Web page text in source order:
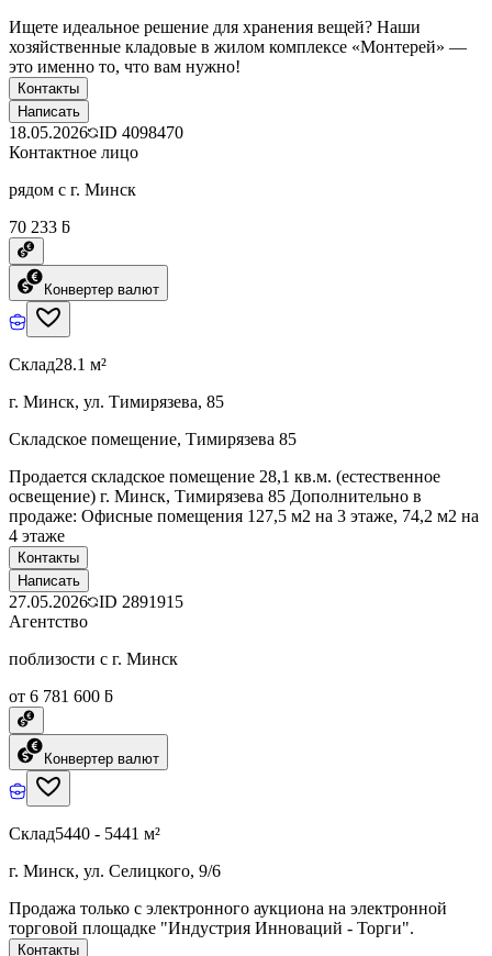
Ищете идеальное решение для хранения вещей? Наши
хозяйственные кладовые в жилом комплексе «Монтерей» —
это именно то, что вам нужно!
Контакты
Написать
18.05.2026 ID 4098470
Контактное лицо
рядом с г. Минск
70 233 ƃ
Конвертер валют
Склад28.1 м²
г. Минск, ул. Тимирязева, 85
Складское помещение, Тимирязева 85
Продается складское помещение 28,1 кв.м. (естественное
освещение) г. Минск, Тимирязева 85 Дополнительно в
продаже: Офисные помещения 127,5 м2 на 3 этаже, 74,2 м2 на
4 этаже
Контакты
Написать
27.05.2026 ID 2891915
Агентство
поблизости с г. Минск
от 6 781 600 ƃ
Конвертер валют
Склад5440 - 5441 м²
г. Минск, ул. Селицкого, 9/6
Продажа только с электронного аукциона на электронной
торговой площадке "Индустрия Инноваций - Торги".
Контакты